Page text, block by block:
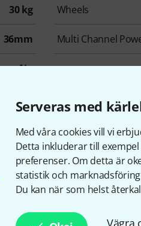
Serveras med
Med våra cookies vill vi
Detta inkluderar till
preferenser. Om detta är
statistik och
Du kan när som helst
Vägra
30 kg Wheels
36mm Multi Channel
No
Fun Generation
4 699 kr